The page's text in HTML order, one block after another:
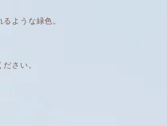
ような緑色。
さい。